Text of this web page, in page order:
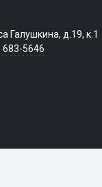
Галушкина, д.19, к.1
683-5646